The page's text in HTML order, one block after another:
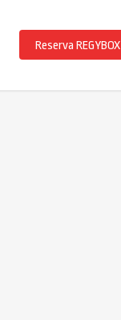
Reserva REGYBOX